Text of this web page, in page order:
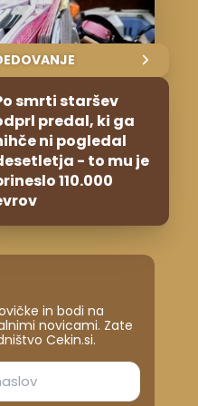
smrti staršev
predal, ki ga
ni pogledal
- to mu je
110.000
in bodi na
novicami. Zate
Cekin.si.